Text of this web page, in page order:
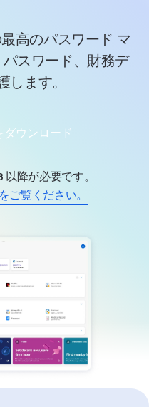
高のパスワード マ
スワード、財務デ
します。
ダウンロード
以降が必要です。
ご覧ください。